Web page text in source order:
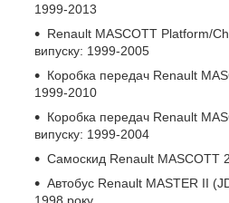
1999-2013
Renault MASCOTT Platform/
випуску: 1999-2005
Коробка передач Renault
1999-2010
Коробка передач Renault
випуску: 1999-2004
Самоскид Renault MASCOTT
Автобус Renault MASTER II
1998 року